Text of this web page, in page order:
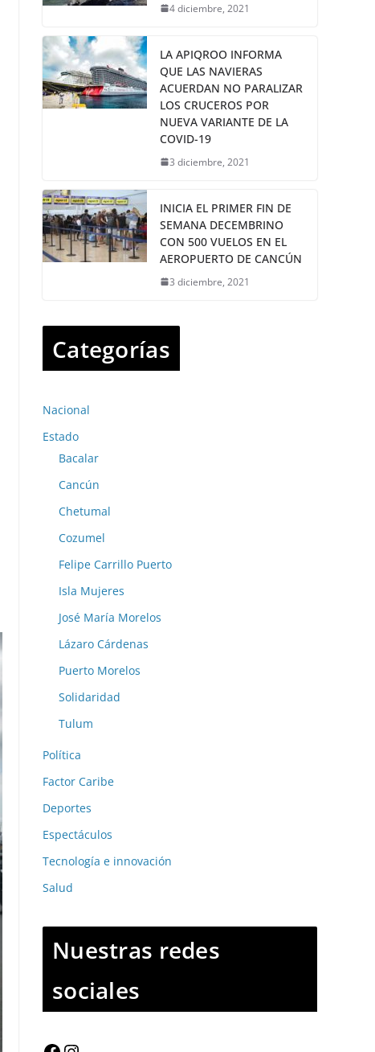
4 diciembre, 2021
LA APIQROO INFORMA
QUE LAS NAVIERAS
ACUERDAN NO PARALIZAR
LOS CRUCEROS POR
NUEVA VARIANTE DE LA
COVID-19
3 diciembre, 2021
INICIA EL PRIMER FIN DE
SEMANA DECEMBRINO
CON 500 VUELOS EN EL
AEROPUERTO DE CANCÚN
3 diciembre, 2021
Categorías
Nacional
Estado
Bacalar
Cancún
Chetumal
Cozumel
Felipe Carrillo Puerto
Isla Mujeres
José María Morelos
Lázaro Cárdenas
Puerto Morelos
Solidaridad
Tulum
Política
Factor Caribe
Deportes
Espectáculos
Tecnología e innovación
Salud
Nuestras redes
sociales